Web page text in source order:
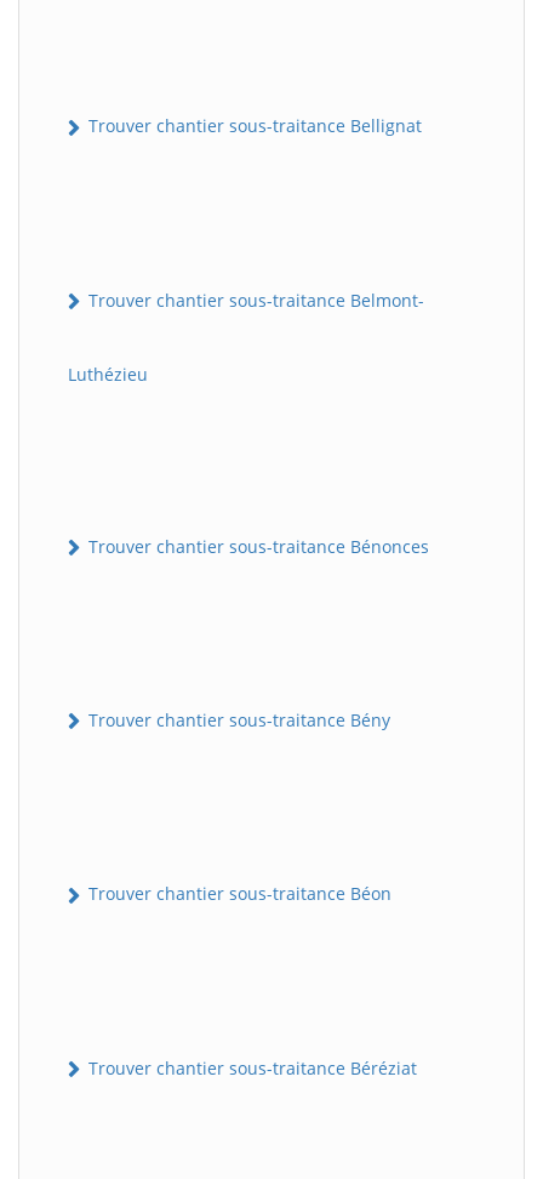
Trouver chantier sous-traitance Bellignat
Trouver chantier sous-traitance Belmont-
Luthézieu
Trouver chantier sous-traitance Bénonces
Trouver chantier sous-traitance Bény
Trouver chantier sous-traitance Béon
Trouver chantier sous-traitance Béréziat